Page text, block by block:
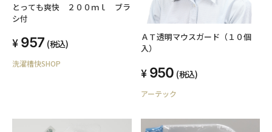
とっても爽快 ２００ｍｌ ブラ
シ付
957 (税込)
洗濯槽快SHOP
ＡＴ透明マウスガード（１０個
入）
950 (税込)
アーテック